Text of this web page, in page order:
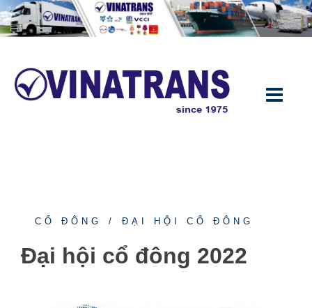
CỔ ĐÔNG ĐẠI HỘI CỔ ĐÔNG
Đại hội cổ đông 2022